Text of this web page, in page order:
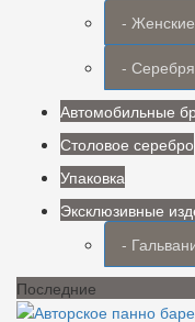
- Женские
-
Автомобильные
Столовое серебро
Упаковка
Эксклюзивные
-
Последние